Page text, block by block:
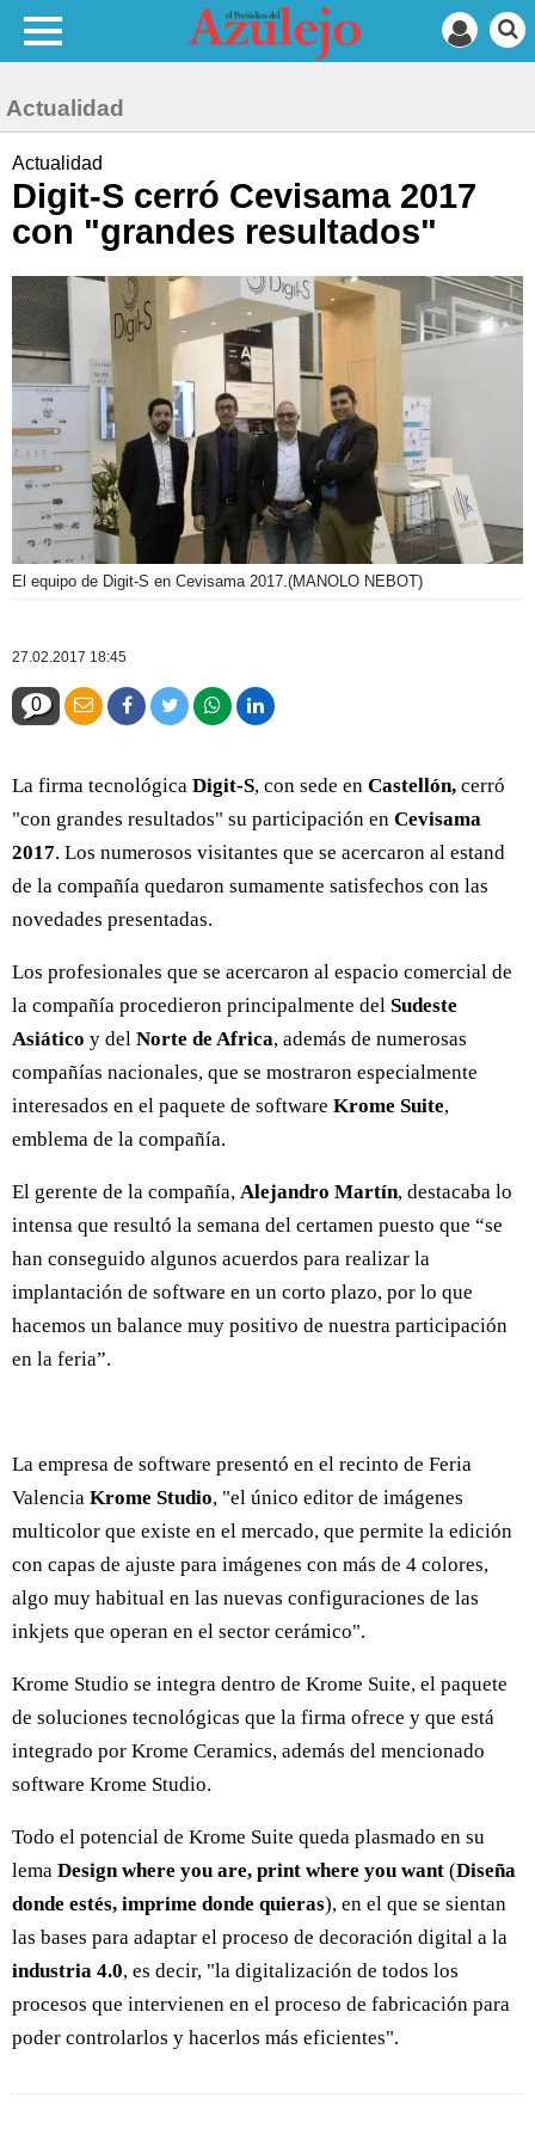
Actualidad
Actualidad
Digit-S cerró Cevisama 2017
con "grandes resultados"
El equipo de Digit-S en Cevisama 2017.(MANOLO NEBOT)
27.02.2017 18:45
0
La firma tecnológica Digit-S, con sede en Castellón, cerró
"con grandes resultados" su participación en Cevisama
2017. Los numerosos visitantes que se acercaron al estand
de la compañía quedaron sumamente satisfechos con las
novedades presentadas.
Los profesionales que se acercaron al espacio comercial de
la compañía procedieron principalmente del Sudeste
Asiático y del Norte de Africa, además de numerosas
compañías nacionales, que se mostraron especialmente
interesados en el paquete de software Krome Suite,
emblema de la compañía.
El gerente de la compañía, Alejandro Martín, destacaba lo
intensa que resultó la semana del certamen puesto que “se
han conseguido algunos acuerdos para realizar la
implantación de software en un corto plazo, por lo que
hacemos un balance muy positivo de nuestra participación
en la feria”.
La empresa de software presentó en el recinto de Feria
Valencia Krome Studio, "el único editor de imágenes
multicolor que existe en el mercado, que permite la edición
con capas de ajuste para imágenes con más de 4 colores,
algo muy habitual en las nuevas configuraciones de las
inkjets que operan en el sector cerámico".
Krome Studio se integra dentro de Krome Suite, el paquete
de soluciones tecnológicas que la firma ofrece y que está
integrado por Krome Ceramics, además del mencionado
software Krome Studio.
Todo el potencial de Krome Suite queda plasmado en su
lema Design where you are, print where you want (Diseña
donde estés, imprime donde quieras), en el que se sientan
las bases para adaptar el proceso de decoración digital a la
industria 4.0, es decir, "la digitalización de todos los
procesos que intervienen en el proceso de fabricación para
poder controlarlos y hacerlos más eficientes".